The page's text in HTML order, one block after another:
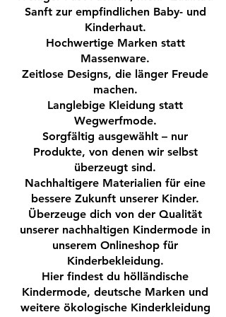
Sehr Hautverträglich und für
empfindliche Kinderhaut geeignet.
Sehr angenehm zu tragen, durch
feine und weiche Shirtware.
Wendemütze
Material:95% Bio Baumwolle, 5%
Marke: Enfant Terrible
Geschlecht:Mädchen
Farbe:erika-rost
GOTS Zertifikat: CERES-0169, BIO fair
Sanft zur empfindlichen Baby- und
Kinderhaut.
Hochwertige Marken statt
Massenware.
Zeitlose Designs, die länger Freude
machen.
Langlebige Kleidung statt
Wegwerfmode.
Sorgfältig ausgewählt – nur
Produkte, von denen wir selbst
überzeugt sind.
Nachhaltigere Materialien für eine
bessere Zukunft unserer Kinder.
Überzeuge dich von der Qualität
unserer nachhaltigen Kindermode in
unserem Onlineshop für
Kinderbekleidung.
Hier findest du hölländische
Kindermode, deutsche Marken und
weitere ökologische Kinderkleidung